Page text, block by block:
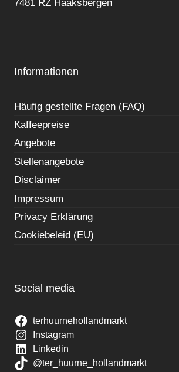
7481 RZ Haaksbergen
Informationen
Häufig gestellte Fragen (FAQ)
Kaffeepreise
Angebote
Stellenangebote
Disclaimer
Impressum
Privacy Erklärung
Cookiebeleid (EU)
Social media
terhuurnehollandmarkt
Instagram
Linkedin
@ter_huurne_hollandmarkt